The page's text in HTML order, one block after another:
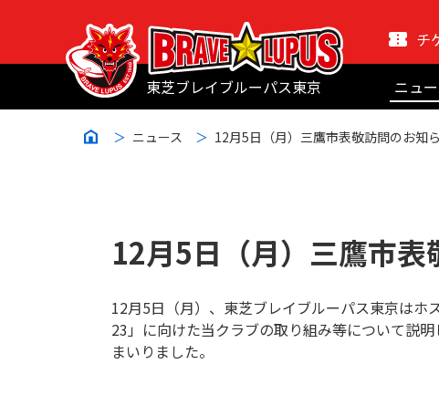
東芝ブレイブルーパス東京
チ
ニュ
ニュース 12月5日（月）三鷹市表敬訪問のお知
12月5日（月）三鷹市表
12月5日（月）、東芝ブレイブルーパス東京はホ
23」に向けた当クラブの取り組み等について説
まいりました。